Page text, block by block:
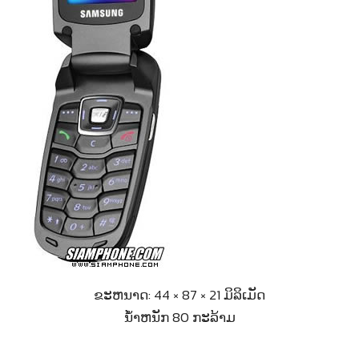
ຂະຫນາດ: 44 × 87 × 21 ມິລິເມັດ
ນ້ຳຫນັກ 80 ກະລ້າມ